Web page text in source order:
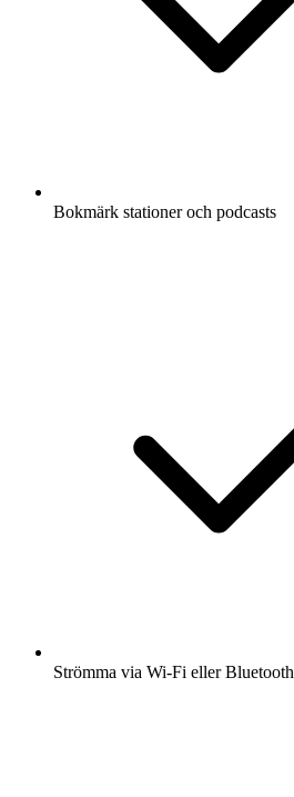
Bokmärk stationer och podcasts
Strömma via Wi-Fi eller Bluetooth